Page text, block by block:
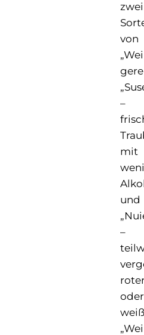
zwei
von
–
mit
und
–
oder